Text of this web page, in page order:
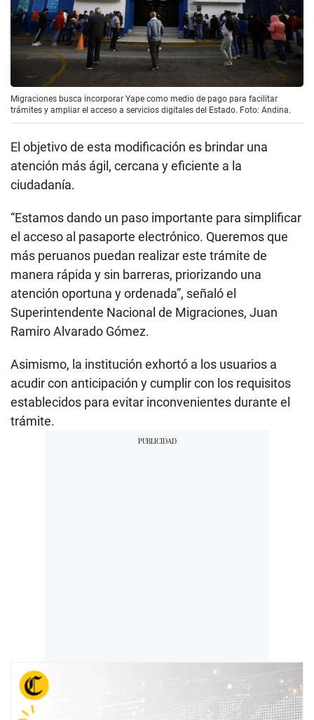
Migraciones busca incorporar Yape como medio de pago para facilitar
trámites y ampliar el acceso a servicios digitales del Estado. Foto: Andina.
El objetivo de esta modificación es brindar una
atención más ágil, cercana y eficiente a la
ciudadanía.
“Estamos dando un paso importante para simplificar
el acceso al pasaporte electrónico. Queremos que
más peruanos puedan realizar este trámite de
manera rápida y sin barreras, priorizando una
atención oportuna y ordenada”, señaló el
Superintendente Nacional de Migraciones, Juan
Ramiro Alvarado Gómez.
Asimismo, la institución exhortó a los usuarios a
acudir con anticipación y cumplir con los requisitos
establecidos para evitar inconvenientes durante el
trámite.